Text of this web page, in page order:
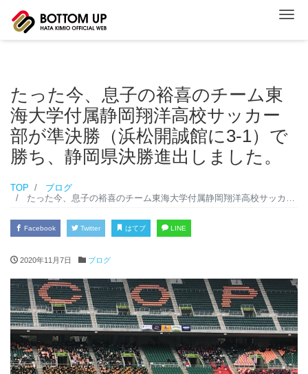
ナ
たった今、息子の裕喜のチーム東
海大学付属静岡翔洋高校サッカー
部が準決勝（浜松開誠館に3-1）で
勝ち、静岡県決勝進出しました。
TOP
ブログ
たった今、息子の裕喜のチーム東海大学付属静岡翔洋高校サッカー部が準決勝（浜松開誠館に3-1）で勝ち、静岡県決勝進出しました。
Facebook Twitter はてブ LINE
2020年11月7日 ブログ